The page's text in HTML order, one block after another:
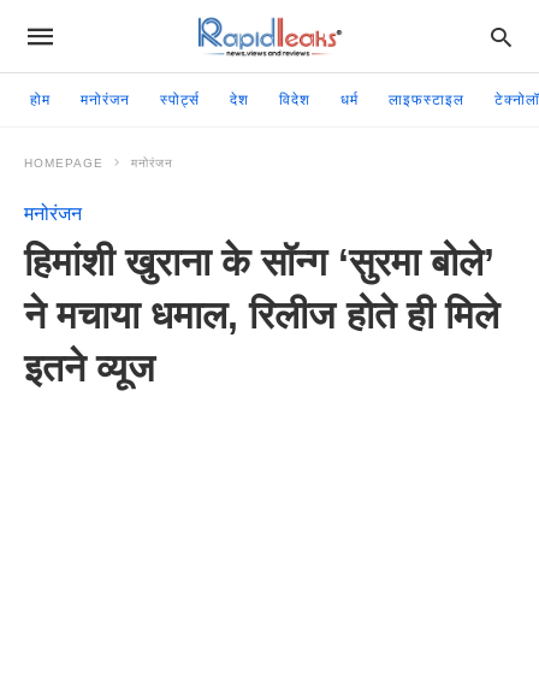
होम मनोरंजन स्पोर्ट्स देश विदेश धर्म लाइफस्टाइल
HOMEPAGE मनोरंजन
मनोरंजन
हिमांशी खुराना के सॉन्ग ‘सुरमा बोले’
ने मचाया धमाल, रिलीज होते ही मिले
इतने व्यूज